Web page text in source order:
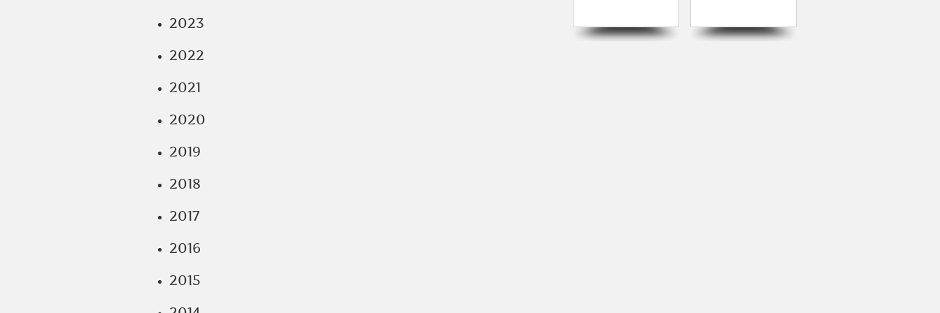
2023
2022
2021
2020
2019
2018
2017
2016
2015